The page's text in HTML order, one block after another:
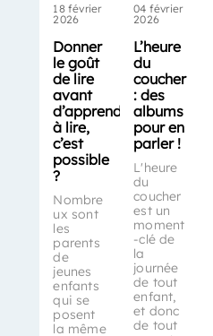
18 février
2026
Donner
le goût
de lire
avant
d’apprendre
à lire,
c’est
possible
?
Nombre
ux sont
les
parents
de
jeunes
enfants
qui se
posent
la même
04 février
2026
L’heure
du
coucher
: des
albums
pour en
parler !
L'heure
du
coucher
est un
moment
-clé de
la
journée
de tout
enfant,
et donc
de tout